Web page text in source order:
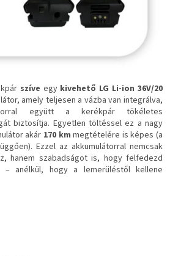
szíve egy kivehető LG Li-ion 36V/20
amely teljesen a vázba van integrálva,
együtt a kerékpár tökéletes
biztosítja. Egyetlen töltéssel ez a nagy
akár 170 km megtételére is képes (a
Ezzel az akkumulátorral nemcsak
hanem szabadságot is, hogy felfedezd
– anélkül, hogy a lemerüléstől kellene